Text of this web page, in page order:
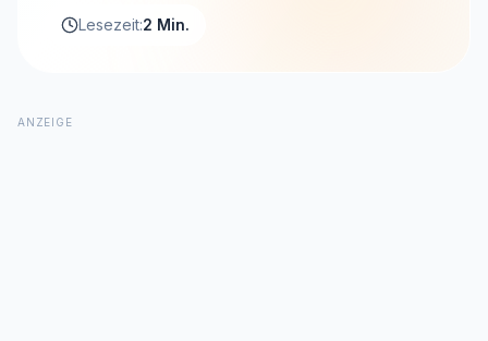
Lesezeit:2 Min.
ANZEIGE